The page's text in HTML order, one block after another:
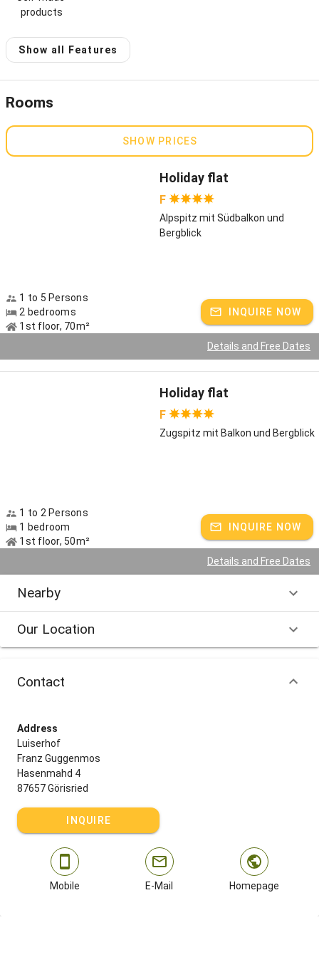
Familie Guggenmos
products
Show all Features
Rooms
SHOW PRICES
Holiday flat
F
Alpspitz mit Südbalkon und
Bergblick
1 to 5 Persons
2 bedrooms
1st floor, 70m²
INQUIRE NOW
Details and Free Dates
Holiday flat
F
Zugspitz mit Balkon und Bergblick
1 to 2 Persons
1 bedroom
1st floor, 50m²
INQUIRE NOW
Details and Free Dates
Nearby
Our Location
Contact
Address
Luiserhof
Franz Guggenmos
Hasenmahd 4
87657 Görisried
INQUIRE
Mobile E-Mail Homepage